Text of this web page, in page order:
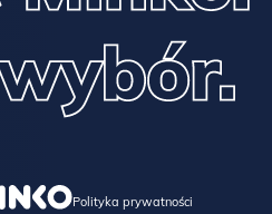
Polityka prywatności